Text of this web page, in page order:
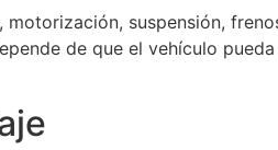
suspensión,
de que el vehículo